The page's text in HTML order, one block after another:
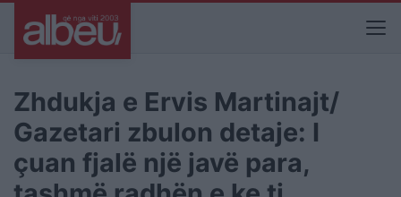
Zhdukja e Ervis Martinajt/
Gazetari zbulon detaje: I
çuan fjalë një javë para,